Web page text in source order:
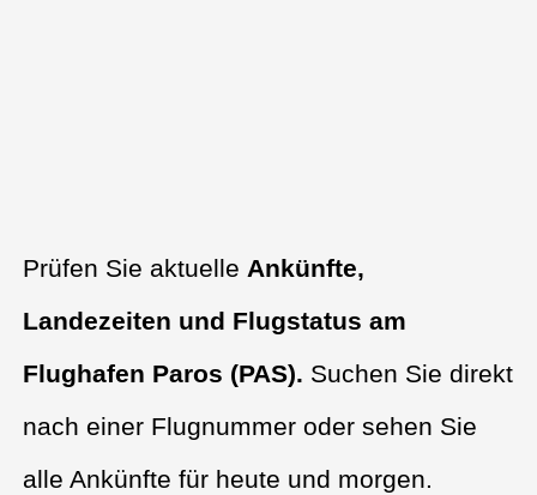
Prüfen Sie aktuelle Ankünfte,
Landezeiten und Flugstatus am
Flughafen Paros (PAS). Suchen Sie direkt
nach einer Flugnummer oder sehen Sie
alle Ankünfte für heute und morgen.